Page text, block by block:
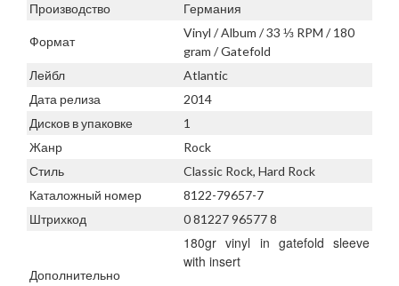
Производство
Германия
Формат
Vinyl / Album / 33 ⅓ RPM / 180
gram / Gatefold
Лейбл
Atlantic
Дата релиза
2014
Дисков в упаковке
1
Жанр
Rock
Стиль
Classic Rock, Hard Rock
Каталожный номер
8122-79657-7
Штрихкод
0 81227 96577 8
Дополнительно
180gr vinyl in gatefold sleeve
with insert